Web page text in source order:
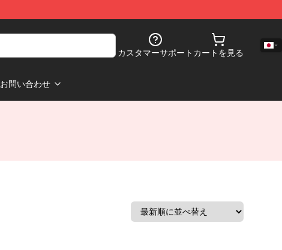
カスタマーサポート カートを見る
お問い合わせ